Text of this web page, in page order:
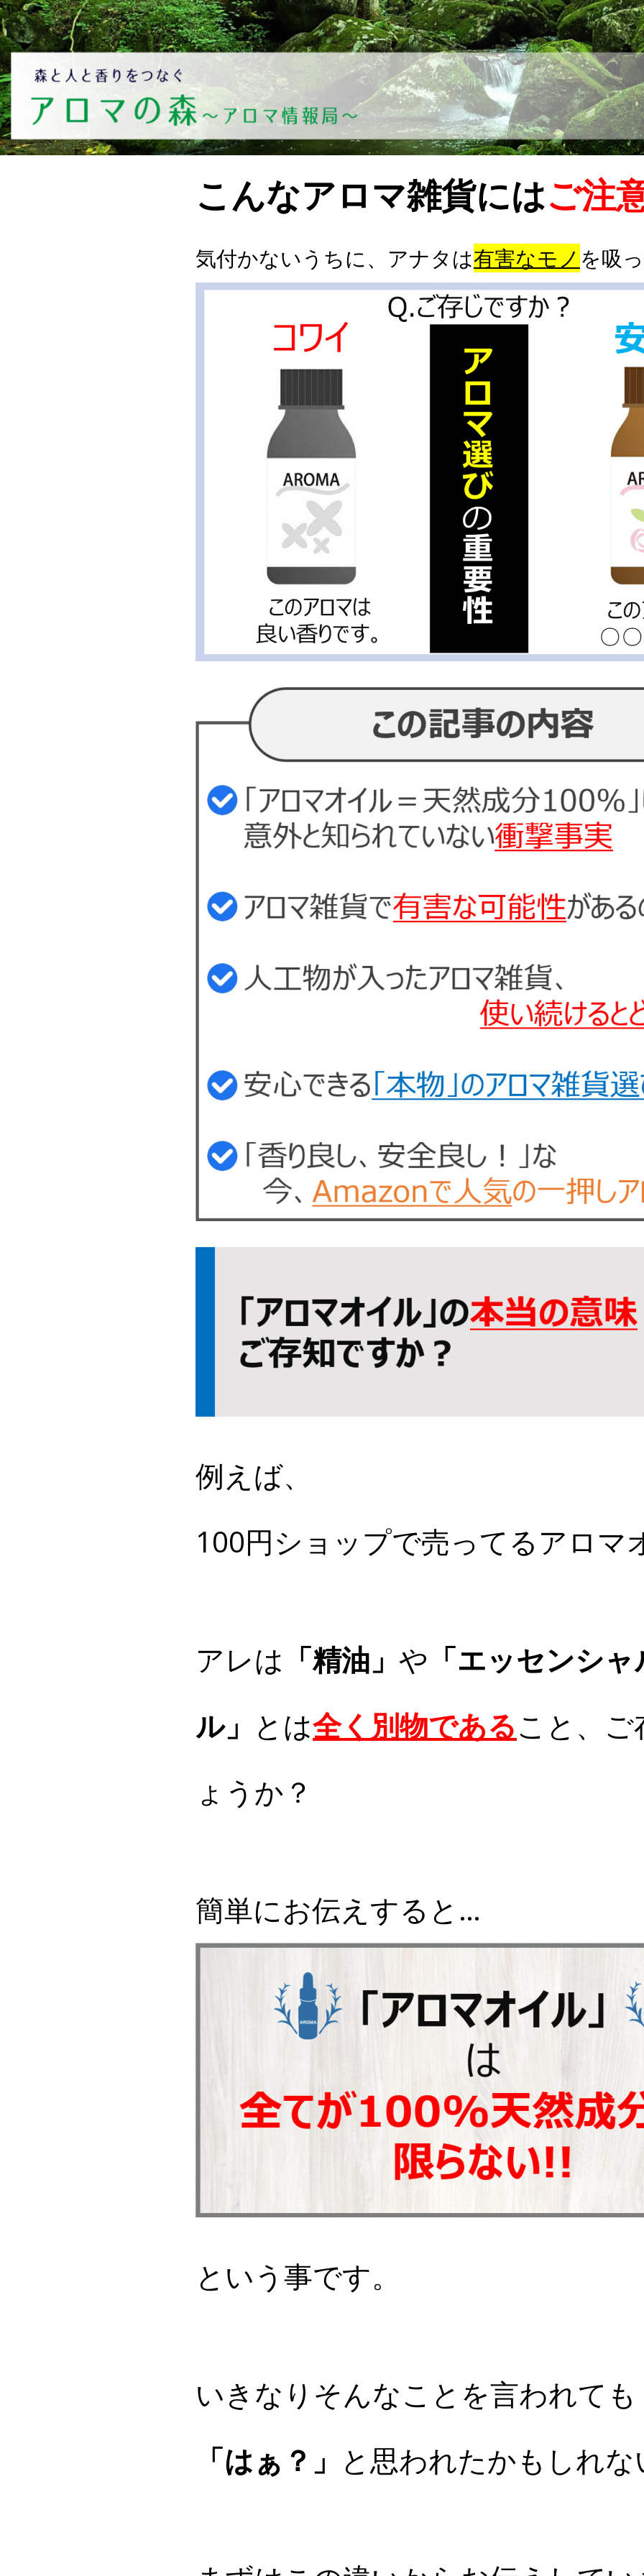
こんなアロマ雑貨にはご注
気付かないうちに、アナタは有害なモノ を吸
例えば、
100円ショップで売ってるアロマ
アレは 「精油」 や 「エッセンシ
ル」 とは全く別物であること、 ご
ょうか？
簡単にお伝えすると…
という事です。
いきなりそんなことを言われても
「はぁ？」 と思われたかもしれ